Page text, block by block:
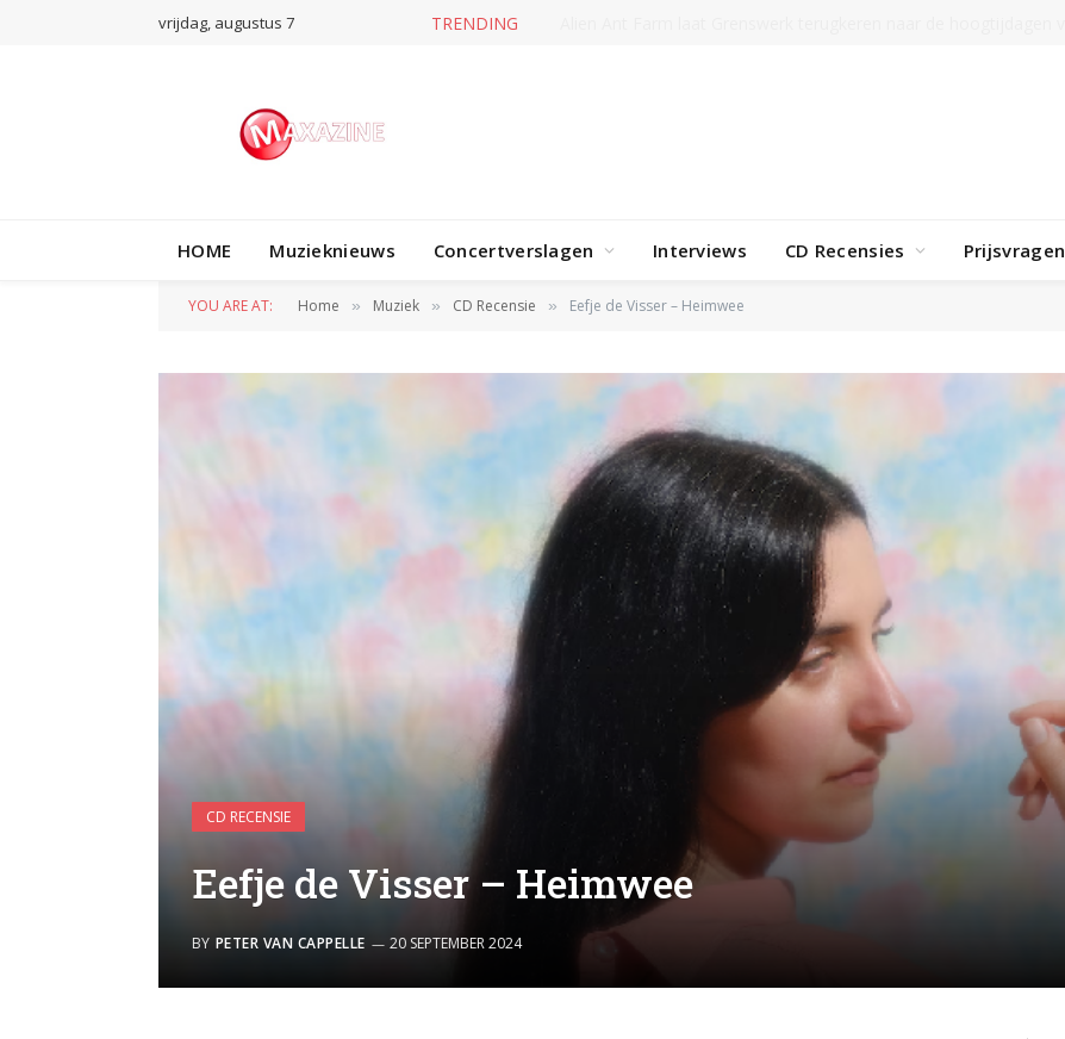
vrijdag, augustus 7
HOME Muzieknieuws Concertverslagen Interviews CD Recensies Prijsvragen
YOU ARE AT: Home » Muziek » CD Recensie » Eefje de Visser – Heimwee
CD RECENSIE
Eefje de Visser – Heimwee
BY PETER VAN CAPPELLE 20 SEPTEMBER 2024